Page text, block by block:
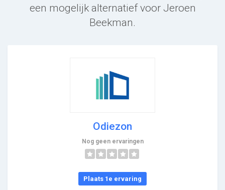
een mogelijk alternatief voor Jeroen
Beekman.
Odiezon
Nog geen ervaringen
Plaats 1e ervaring